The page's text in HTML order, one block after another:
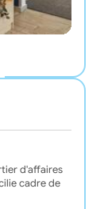
d'affaires
cadre de